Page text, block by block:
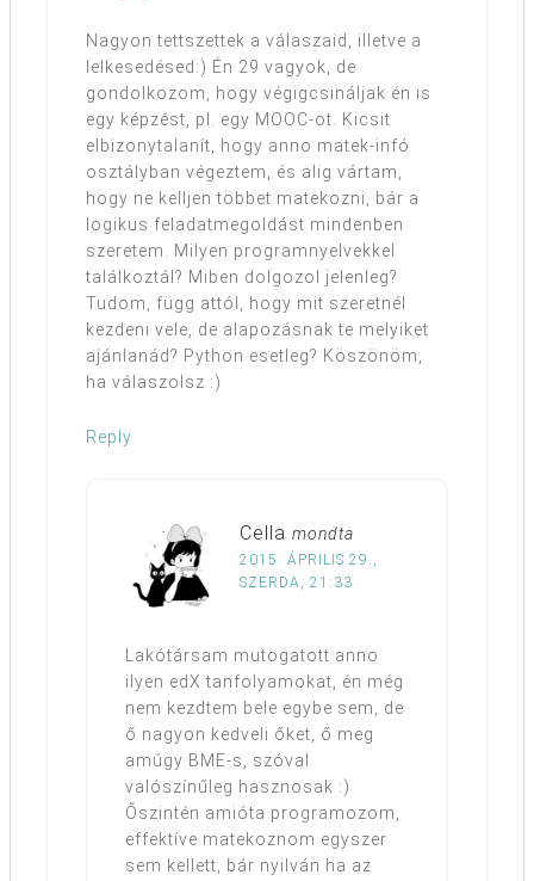
Nagyon tettszettek a válaszaid, illetve a
lelkesedésed:) Én 29 vagyok, de
gondolkozom, hogy végigcsináljak én is
egy képzést, pl. egy MOOC-ot. Kicsit
elbizonytalanít, hogy anno matek-infó
osztályban végeztem, és alig vártam,
hogy ne kelljen többet matekozni, bár a
logikus feladatmegoldást mindenben
szeretem. Milyen programnyelvekkel
találkoztál? Miben dolgozol jelenleg?
Tudom, függ attól, hogy mit szeretnél
kezdeni vele, de alapozásnak te melyiket
ajánlanád? Python esetleg? Köszönöm,
ha válaszolsz :)
Reply
Cella mondta
2015. ÁPRILIS 29.,
SZERDA, 21:33
Lakótársam mutogatott anno
ilyen edX tanfolyamokat, én még
nem kezdtem bele egybe sem, de
ő nagyon kedveli őket, ő meg
amúgy BME-s, szóval
valószínűleg hasznosak :)
Őszintén amióta programozom,
effektíve matekoznom egyszer
sem kellett, bár nyilván ha az